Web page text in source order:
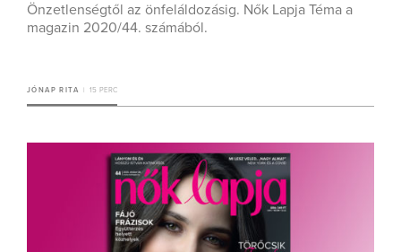
Önzetlenségtől az önfeláldozásig. Nők Lapja Téma a
magazin 2020/44. számából.
JÓNAP RITA 15 PERC